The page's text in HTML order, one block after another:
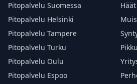
Pitopalvelu Suomessa
Pitopalvelu Helsinki
Pitopalvelu Tampere
Pitopalvelu Turku
Pitopalvelu Oulu
Pitopalvelu Espoo
Häät